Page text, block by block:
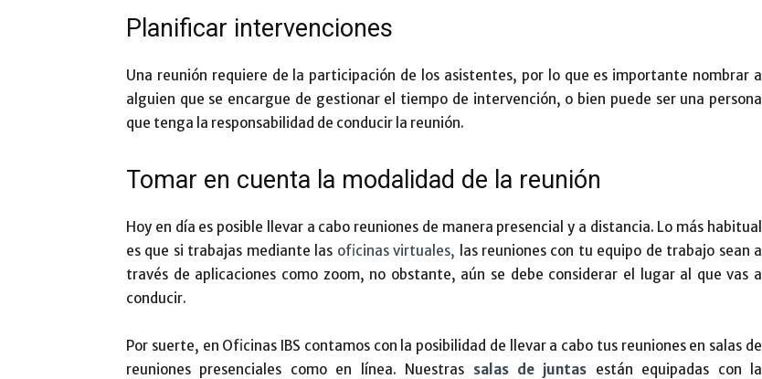
Planificar intervenciones
Una reunión requiere de la participación de los asistentes, por lo que es importante nombrar a
alguien que se encargue de gestionar el tiempo de intervención, o bien puede ser una persona
que tenga la responsabilidad de conducir la reunión.
Tomar en cuenta la modalidad de la reunión
Hoy en día es posible llevar a cabo reuniones de manera presencial y a distancia. Lo más habitual
es que si trabajas mediante las oficinas virtuales, las reuniones con tu equipo de trabajo sean a
través de aplicaciones como zoom, no obstante, aún se debe considerar el lugar al que vas a
conducir.
Por suerte, en Oficinas IBS contamos con la posibilidad de llevar a cabo tus reuniones en salas de
reuniones presenciales como en línea. Nuestras salas de juntas están equipadas con la